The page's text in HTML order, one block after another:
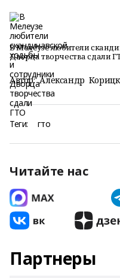
В Мелеузе любители
Дворца творчества сдали
Автор: Александр
Теги: гто
Читайте нас
Партнеры